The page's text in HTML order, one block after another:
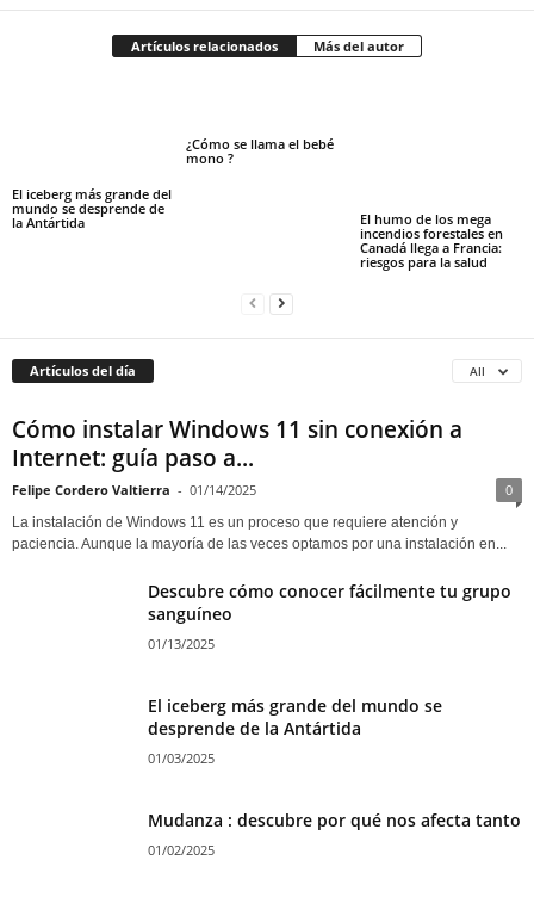
Artículos relacionados Más del autor
El iceberg más grande del
mundo se desprende de
la Antártida
¿Cómo se llama el bebé
mono ?
El humo de los mega
incendios forestales en
Canadá llega a Francia:
riesgos para la salud
Artículos del día All
Cómo instalar Windows 11 sin conexión a
Internet: guía paso a...
Felipe Cordero Valtierra - 01/14/2025 0
La instalación de Windows 11 es un proceso que requiere atención y
paciencia. Aunque la mayoría de las veces optamos por una instalación en...
Descubre cómo conocer fácilmente tu grupo
sanguíneo
01/13/2025
El iceberg más grande del mundo se
desprende de la Antártida
01/03/2025
Mudanza : descubre por qué nos afecta tanto
01/02/2025